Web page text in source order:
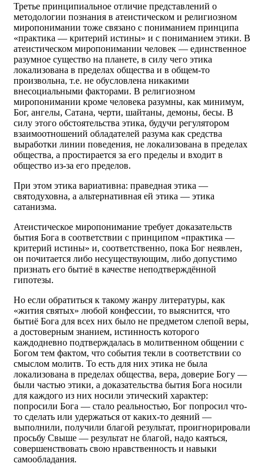
Третье принципиальное отличие представлений о
методологии познания в атеистическом и религиозном
миропонимании тоже связано с пониманием принципа
«практика — критерий истины» и с пониманием этики. В
атеистическом миропонимании человек — единственное
разумное существо на планете, в силу чего этика
локализована в пределах общества и в общем-то
произвольна, т.е. не обусловлена никакими
внесоциальными факторами. В религиозном
миропонимании кроме человека разумны, как минимум,
Бог, ангелы, Сатана, черти, шайтаны, демоны, бесы. В
силу этого обстоятельства этика, будучи регулятором
взаимоотношений обладателей разума как средства
выработки линии поведения, не локализована в пределах
общества, а простирается за его пределы и входит в
общество из-за его пределов.
При этом этика вариативна: праведная этика —
святодуховна, а альтернативная ей этика — этика
сатанизма.
Атеистическое миропонимание требует доказательств
бытия Бога в соответствии с принципом «практика —
критерий истины» и, соответственно, пока Бог неявлен,
он почитается либо несуществующим, либо допустимо
признать его бытиё в качестве неподтверждённой
гипотезы.
Но если обратиться к такому жанру литературы, как
«жития святых» любой конфессии, то выяснится, что
бытиё Бога для всех них было не предметом слепой веры,
а достоверным знанием, истинность которого
каждодневно подтверждалась в молитвенном общении с
Богом тем фактом, что события текли в соответствии со
смыслом молитв. То есть для них этика не была
локализована в пределах общества, вера, доверие Богу —
были частью этики, а доказательства бытия Бога носили
для каждого из них носили этический характер:
попросили Бога — стало реальностью, Бог попросил что-
то сделать или удержаться от каких-то деяний —
выполнили, получили благой результат, проигнорировали
просьбу Свыше — результат не благой, надо каяться,
совершенствовать свою нравственность и навыки
самообладания.